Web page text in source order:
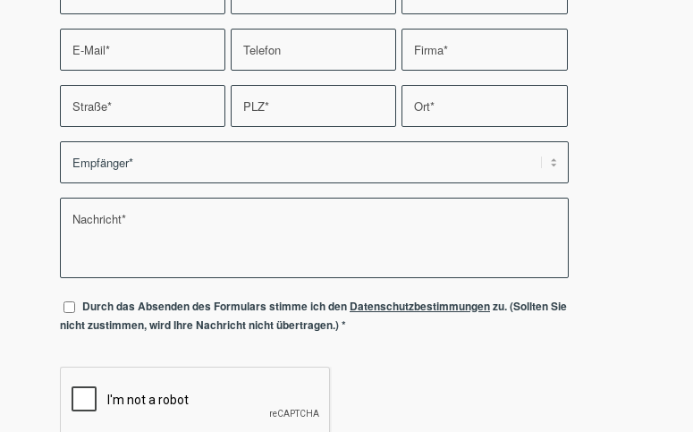
Durch das Absenden des Formulars stimme ich den Datenschutzbestimmungenzu. (Sollten Sie
nicht zustimmen, wird Ihre Nachricht nicht übertragen.)*